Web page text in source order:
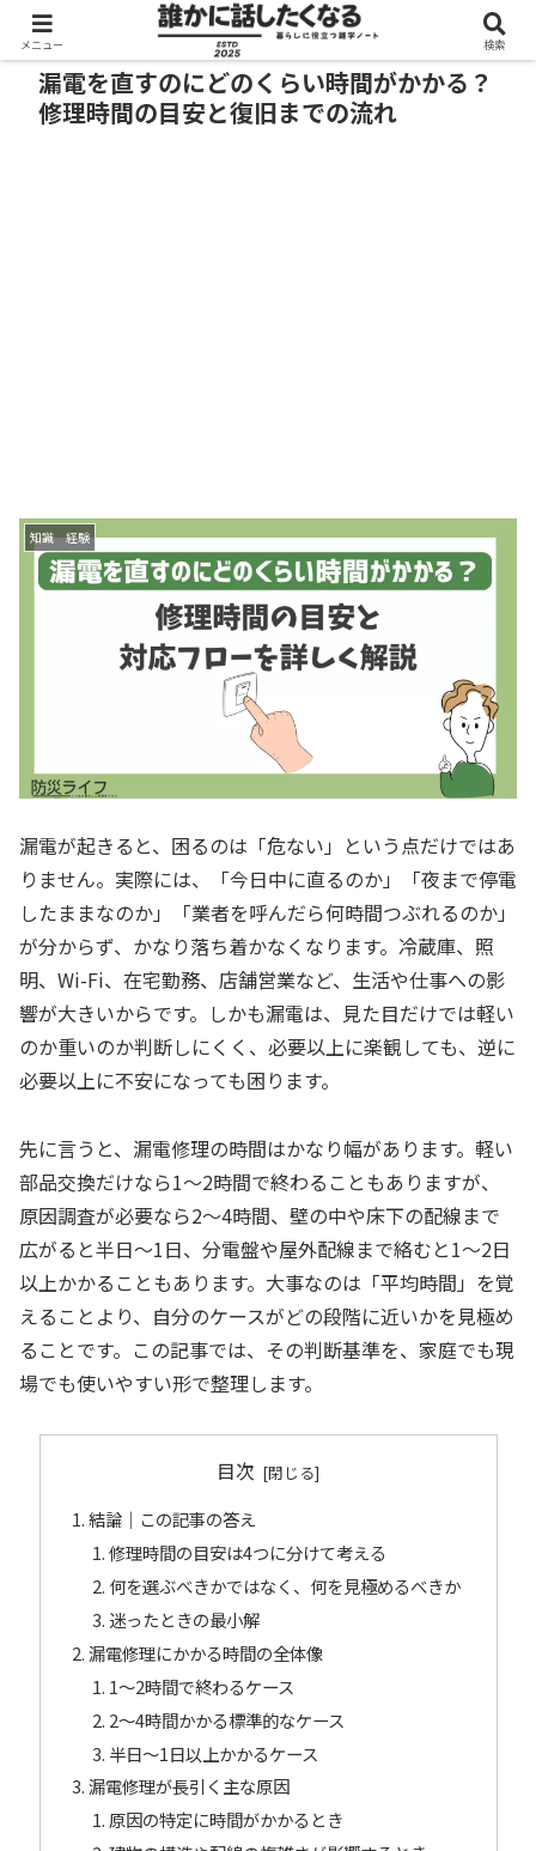
漏電を直すのにどのくらい時間がかかる？
修理時間の目安と復旧までの流れ
知識 経験
漏電が起きると、困るのは「危ない」という点だけではあ
りません。実際には、「今日中に直るのか」「夜まで停電
したままなのか」「業者を呼んだら何時間つぶれるのか」
が分からず、かなり落ち着かなくなります。冷蔵庫、照
明、Wi-Fi、在宅勤務、店舗営業など、生活や仕事への影
響が大きいからです。しかも漏電は、見た目だけでは軽い
のか重いのか判断しにくく、必要以上に楽観しても、逆に
必要以上に不安になっても困ります。
先に言うと、漏電修理の時間はかなり幅があります。軽い
部品交換だけなら1〜2時間で終わることもありますが、
原因調査が必要なら2〜4時間、壁の中や床下の配線まで
広がると半日〜1日、分電盤や屋外配線まで絡むと1〜2日
以上かかることもあります。大事なのは「平均時間」を覚
えることより、自分のケースがどの段階に近いかを見極め
ることです。この記事では、その判断基準を、家庭でも現
場でも使いやすい形で整理します。
目次
結論｜この記事の答え
修理時間の目安は4つに分けて考える
何を選ぶべきかではなく、何を見極めるべきか
迷ったときの最小解
漏電修理にかかる時間の全体像
1〜2時間で終わるケース
2〜4時間かかる標準的なケース
半日〜1日以上かかるケース
漏電修理が長引く主な原因
原因の特定に時間がかかるとき
メニュー 検索